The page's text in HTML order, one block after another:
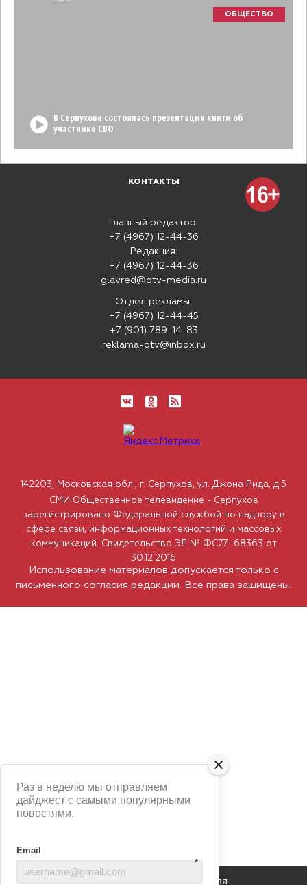
ОБЩЕСТВО
В Серпухове состоялась презентация книги об
участнике СВО
КОНТАКТЫ
Главный редактор:
+7 (4967) 12-44-36
Редакция:
+7 (4967) 12-44-36
glavred@otv-media.ru
Отдел рекламы:
+7 (4967) 12-44-45
+7 (901) 789-14-83
reklama-otv@inbox.ru
Использование материалов допускается только с
письменного согласия редакции. Все права защищены.
142203, Московская обл., г. Серпухов, ул. Джона Рида, д.5
СМИ Общественное телевидение - Серпухов
зарегистрировано Федеральной службой по надзору в
сфере связи, информационных технологий и массовых
коммуникаций. Свидетельство ЭЛ № ФС77–68363 от
30.12.2016
Раз в неделю мы отправляем
дайджест с самыми популярными
новостями.
Email
*
Сайт использует сервис Яндекс Метрика для